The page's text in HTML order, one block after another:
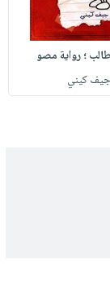
؛ رواية مصو
جيف كيني